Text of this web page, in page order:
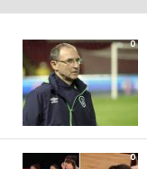
0
0